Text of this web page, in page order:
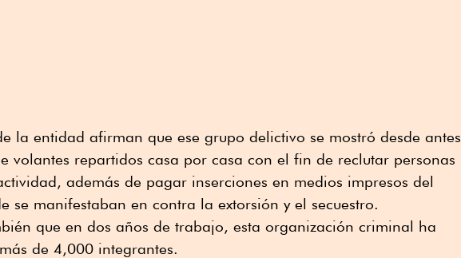
la entidad afirman que ese grupo delictivo se mostró desde antes
volantes repartidos casa por casa con el fin de reclutar personas
además de pagar inserciones en medios impresos del
se manifestaban en contra la extorsión y el secuestro.
que en dos años de trabajo, esta organización criminal ha
de 4,000 integrantes.